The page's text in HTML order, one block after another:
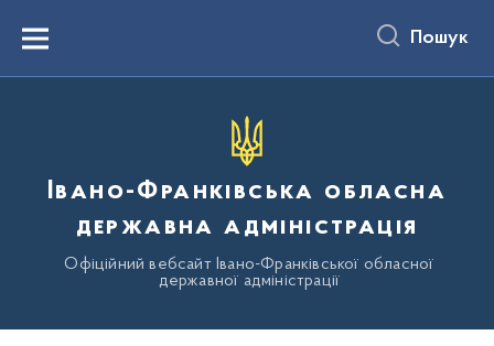
вмістуMenu Пошук
Івано-Франківська обласна
державна адміністрація
Офіційний вебсайт Івано-Франківської обласної
державної адміністрації